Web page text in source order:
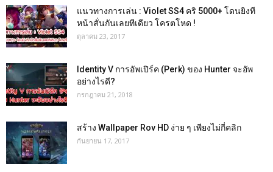
แนวทางการเล่น : Violet SS4 คริ 5000+ โดนยิงที
หน้าสั่นกันเลยทีเดียว โครตโหด !
ตุลาคม 23, 2017
Identity V การอัพเปิร์ค (Perk) ของ Hunter จะอัพ
อย่างไรดี?
กรกฎาคม 21, 2018
สร้าง Wallpaper Rov HD ง่าย ๆ เพียงไม่กี่คลิก
กันยายน 17, 2017